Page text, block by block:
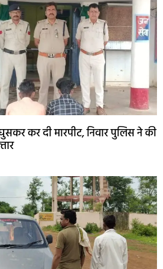
कर दी मारपीट, निवार पुलिस ने की